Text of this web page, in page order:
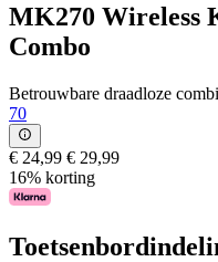
MK270 Wireless
Combo
Betrouwbare draadloze
70
€ 24,99 € 29,99
16% korting